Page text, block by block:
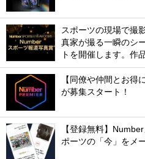
スポーツの現場で撮
真家が撮る一瞬のシ
トを開催します。作
【同僚や仲間とお得
が募集スタート！
【登録無料】
ポーツの「今」をメ